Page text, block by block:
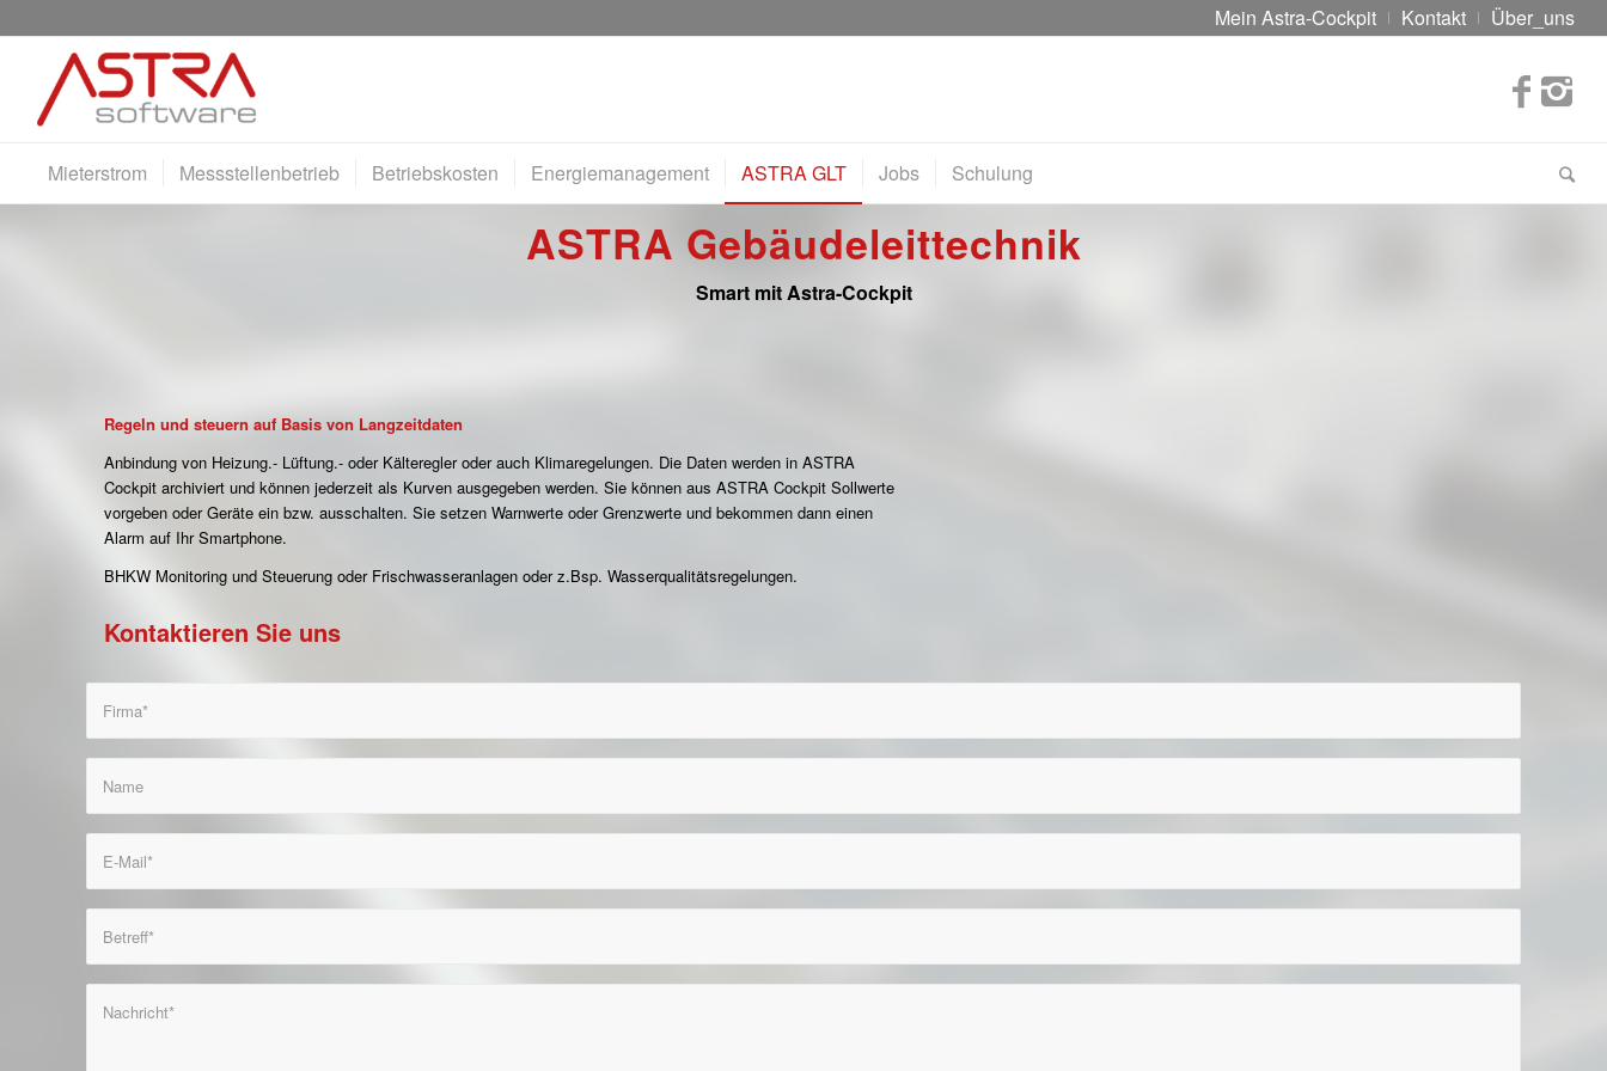
Mein Astra-Cockpit Kontakt Über_uns
Mieterstrom Messstellenbetrieb Betriebskosten Energiemanagement ASTRA GLT Jobs Schulung
ASTRA Gebäudeleittechnik
Smart mit Astra-Cockpit
Regeln und steuern auf Basis von Langzeitdaten
Anbindung von Heizung.- Lüftung.- oder Kälteregler oder auch Klimaregelungen. Die Daten werden in ASTRA
Cockpit archiviert und können jederzeit als Kurven ausgegeben werden. Sie können aus ASTRA Cockpit Sollwerte
vorgeben oder Geräte ein bzw. ausschalten. Sie setzen Warnwerte oder Grenzwerte und bekommen dann einen
Alarm auf Ihr Smartphone.
BHKW Monitoring und Steuerung oder Frischwasseranlagen oder z.Bsp. Wasserqualitätsregelungen.
Kontaktieren Sie uns